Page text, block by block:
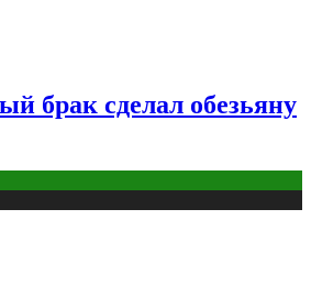
брак сделал обезьяну